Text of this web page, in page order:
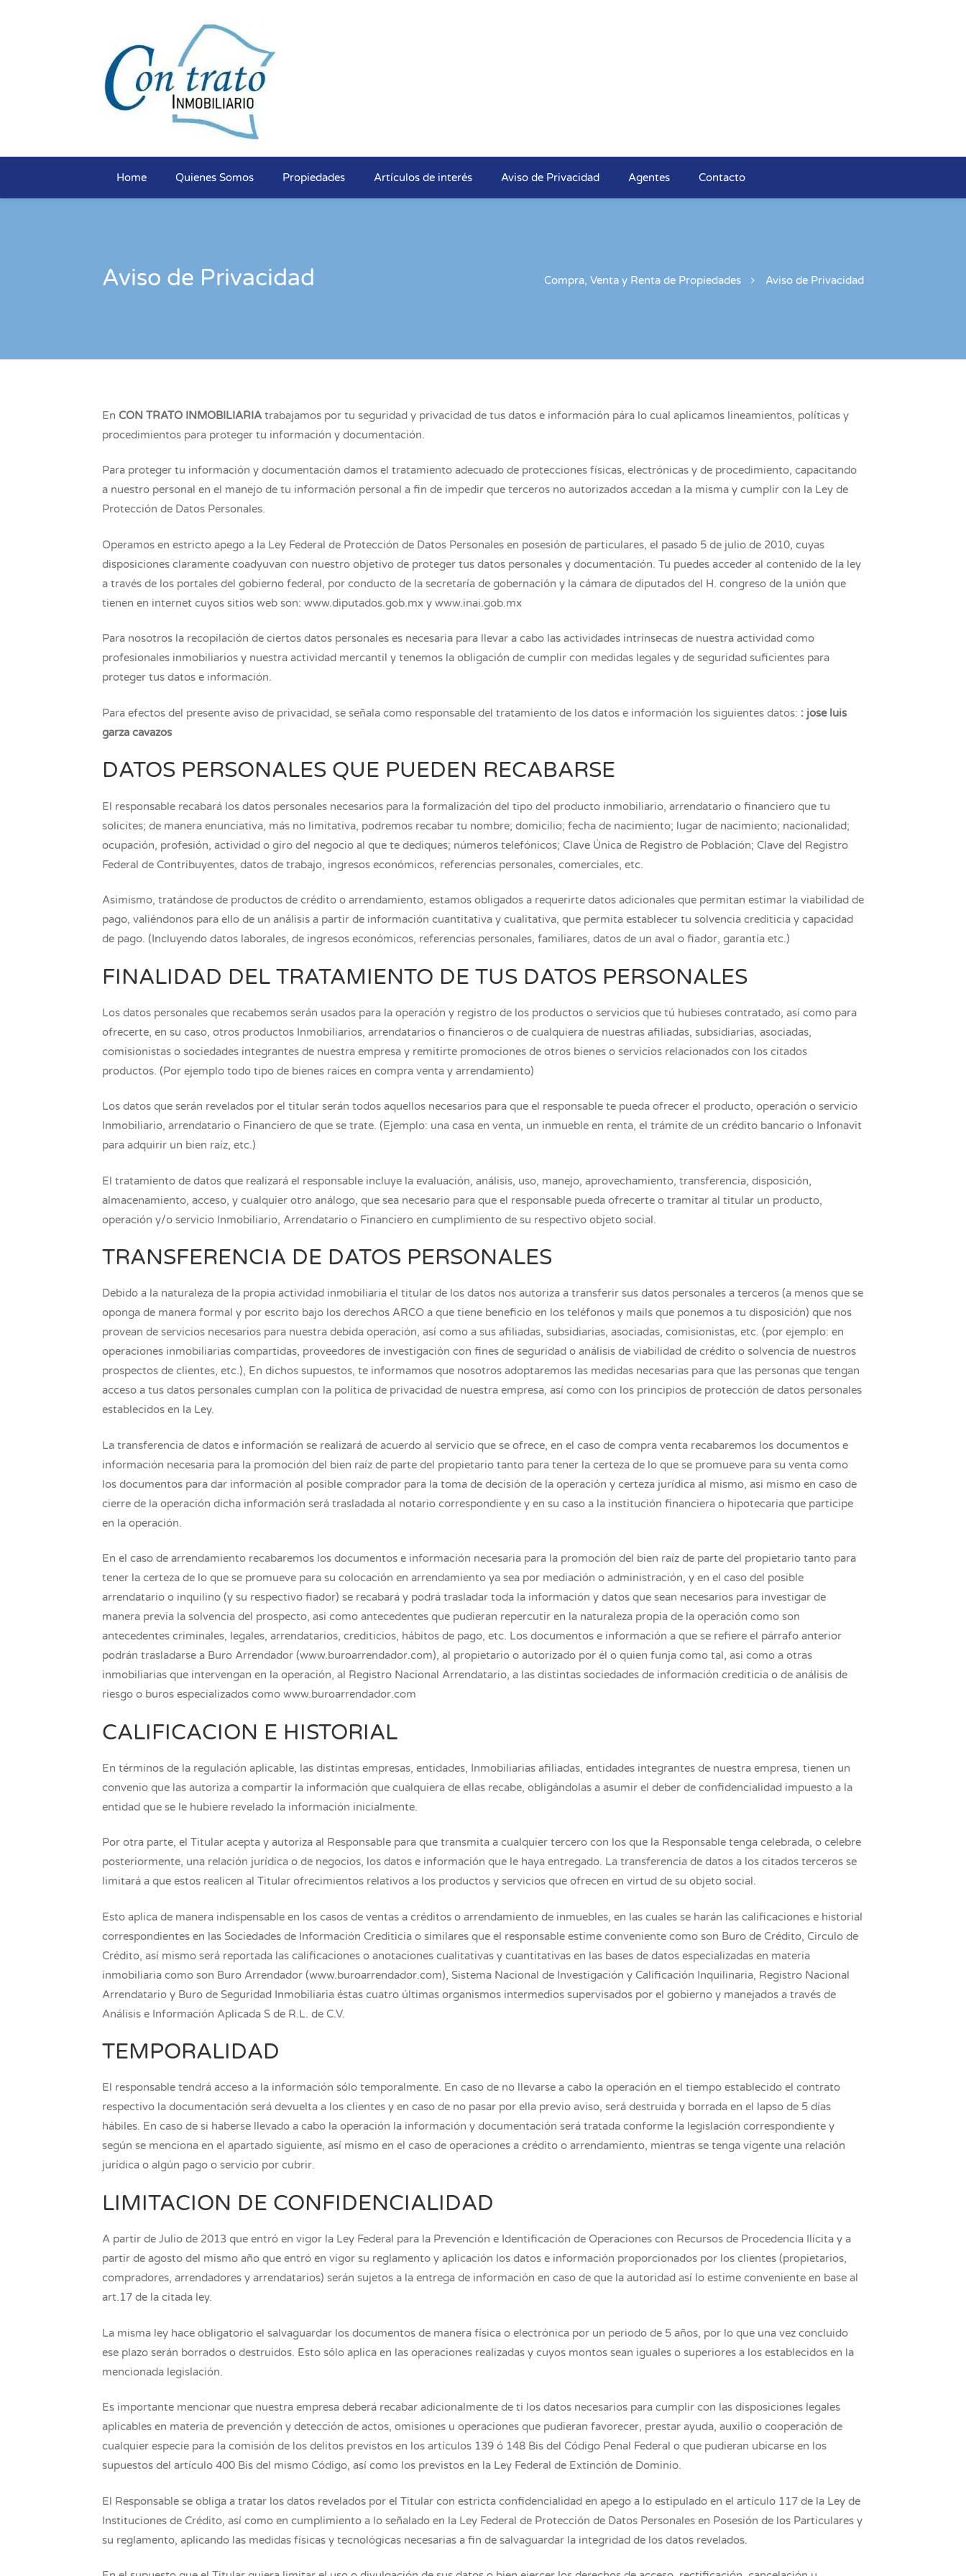
Home Quienes Somos Propiedades Artículos de interés Aviso de Privacidad Agentes Contacto
Aviso de Privacidad Compra, Venta y Renta de Propiedades Aviso de Privacidad
En CON TRATO INMOBILIARIA trabajamos por tu seguridad y privacidad de tus datos e información pára lo cual aplicamos lineamientos, políticas y
procedimientos para proteger tu información y documentación.
Para proteger tu información y documentación damos el tratamiento adecuado de protecciones físicas, electrónicas y de procedimiento, capacitando
a nuestro personal en el manejo de tu información personal a fin de impedir que terceros no autorizados accedan a la misma y cumplir con la Ley de
Protección de Datos Personales.
Operamos en estricto apego a la Ley Federal de Protección de Datos Personales en posesión de particulares, el pasado 5 de julio de 2010, cuyas
disposiciones claramente coadyuvan con nuestro objetivo de proteger tus datos personales y documentación. Tu puedes acceder al contenido de la ley
a través de los portales del gobierno federal, por conducto de la secretaría de gobernación y la cámara de diputados del H. congreso de la unión que
tienen en internet cuyos sitios web son: www.diputados.gob.mx y www.inai.gob.mx
Para nosotros la recopilación de ciertos datos personales es necesaria para llevar a cabo las actividades intrínsecas de nuestra actividad como
profesionales inmobiliarios y nuestra actividad mercantil y tenemos la obligación de cumplir con medidas legales y de seguridad suficientes para
proteger tus datos e información.
Para efectos del presente aviso de privacidad, se señala como responsable del tratamiento de los datos e información los siguientes datos: : jose luis
garza cavazos
DATOS PERSONALES QUE PUEDEN RECABARSE
El responsable recabará los datos personales necesarios para la formalización del tipo del producto inmobiliario, arrendatario o financiero que tu
solicites; de manera enunciativa, más no limitativa, podremos recabar tu nombre; domicilio; fecha de nacimiento; lugar de nacimiento; nacionalidad;
ocupación, profesión, actividad o giro del negocio al que te dediques; números telefónicos; Clave Única de Registro de Población; Clave del Registro
Federal de Contribuyentes, datos de trabajo, ingresos económicos, referencias personales, comerciales, etc.
Asimismo, tratándose de productos de crédito o arrendamiento, estamos obligados a requerirte datos adicionales que permitan estimar la viabilidad de
pago, valiéndonos para ello de un análisis a partir de información cuantitativa y cualitativa, que permita establecer tu solvencia crediticia y capacidad
de pago. (Incluyendo datos laborales, de ingresos económicos, referencias personales, familiares, datos de un aval o fiador, garantía etc.)
FINALIDAD DEL TRATAMIENTO DE TUS DATOS PERSONALES
Los datos personales que recabemos serán usados para la operación y registro de los productos o servicios que tú hubieses contratado, así como para
ofrecerte, en su caso, otros productos Inmobiliarios, arrendatarios o financieros o de cualquiera de nuestras afiliadas, subsidiarias, asociadas,
comisionistas o sociedades integrantes de nuestra empresa y remitirte promociones de otros bienes o servicios relacionados con los citados
productos. (Por ejemplo todo tipo de bienes raíces en compra venta y arrendamiento)
Los datos que serán revelados por el titular serán todos aquellos necesarios para que el responsable te pueda ofrecer el producto, operación o servicio
Inmobiliario, arrendatario o Financiero de que se trate. (Ejemplo: una casa en venta, un inmueble en renta, el trámite de un crédito bancario o Infonavit
para adquirir un bien raíz, etc.)
El tratamiento de datos que realizará el responsable incluye la evaluación, análisis, uso, manejo, aprovechamiento, transferencia, disposición,
almacenamiento, acceso, y cualquier otro análogo, que sea necesario para que el responsable pueda ofrecerte o tramitar al titular un producto,
operación y/o servicio Inmobiliario, Arrendatario o Financiero en cumplimiento de su respectivo objeto social.
TRANSFERENCIA DE DATOS PERSONALES
Debido a la naturaleza de la propia actividad inmobiliaria el titular de los datos nos autoriza a transferir sus datos personales a terceros (a menos que se
oponga de manera formal y por escrito bajo los derechos ARCO a que tiene beneficio en los teléfonos y mails que ponemos a tu disposición) que nos
provean de servicios necesarios para nuestra debida operación, así como a sus afiliadas, subsidiarias, asociadas, comisionistas, etc. (por ejemplo: en
operaciones inmobiliarias compartidas, proveedores de investigación con fines de seguridad o análisis de viabilidad de crédito o solvencia de nuestros
prospectos de clientes, etc.), En dichos supuestos, te informamos que nosotros adoptaremos las medidas necesarias para que las personas que tengan
acceso a tus datos personales cumplan con la política de privacidad de nuestra empresa, así como con los principios de protección de datos personales
establecidos en la Ley.
La transferencia de datos e información se realizará de acuerdo al servicio que se ofrece, en el caso de compra venta recabaremos los documentos e
información necesaria para la promoción del bien raíz de parte del propietario tanto para tener la certeza de lo que se promueve para su venta como
los documentos para dar información al posible comprador para la toma de decisión de la operación y certeza jurídica al mismo, asi mismo en caso de
cierre de la operación dicha información será trasladada al notario correspondiente y en su caso a la institución financiera o hipotecaria que participe
en la operación.
En el caso de arrendamiento recabaremos los documentos e información necesaria para la promoción del bien raíz de parte del propietario tanto para
tener la certeza de lo que se promueve para su colocación en arrendamiento ya sea por mediación o administración, y en el caso del posible
arrendatario o inquilino (y su respectivo fiador) se recabará y podrá trasladar toda la información y datos que sean necesarios para investigar de
manera previa la solvencia del prospecto, asi como antecedentes que pudieran repercutir en la naturaleza propia de la operación como son
antecedentes criminales, legales, arrendatarios, crediticios, hábitos de pago, etc. Los documentos e información a que se refiere el párrafo anterior
podrán trasladarse a Buro Arrendador (www.buroarrendador.com), al propietario o autorizado por él o quien funja como tal, asi como a otras
inmobiliarias que intervengan en la operación, al Registro Nacional Arrendatario, a las distintas sociedades de información crediticia o de análisis de
riesgo o buros especializados como www.buroarrendador.com
CALIFICACION E HISTORIAL
En términos de la regulación aplicable, las distintas empresas, entidades, Inmobiliarias afiliadas, entidades integrantes de nuestra empresa, tienen un
convenio que las autoriza a compartir la información que cualquiera de ellas recabe, obligándolas a asumir el deber de confidencialidad impuesto a la
entidad que se le hubiere revelado la información inicialmente.
Por otra parte, el Titular acepta y autoriza al Responsable para que transmita a cualquier tercero con los que la Responsable tenga celebrada, o celebre
posteriormente, una relación jurídica o de negocios, los datos e información que le haya entregado. La transferencia de datos a los citados terceros se
limitará a que estos realicen al Titular ofrecimientos relativos a los productos y servicios que ofrecen en virtud de su objeto social.
Esto aplica de manera indispensable en los casos de ventas a créditos o arrendamiento de inmuebles, en las cuales se harán las calificaciones e historial
correspondientes en las Sociedades de Información Crediticia o similares que el responsable estime conveniente como son Buro de Crédito, Circulo de
Crédito, así mismo será reportada las calificaciones o anotaciones cualitativas y cuantitativas en las bases de datos especializadas en materia
inmobiliaria como son Buro Arrendador (www.buroarrendador.com), Sistema Nacional de Investigación y Calificación Inquilinaria, Registro Nacional
Arrendatario y Buro de Seguridad Inmobiliaria éstas cuatro últimas organismos intermedios supervisados por el gobierno y manejados a través de
Análisis e Información Aplicada S de R.L. de C.V.
TEMPORALIDAD
El responsable tendrá acceso a la información sólo temporalmente. En caso de no llevarse a cabo la operación en el tiempo establecido el contrato
respectivo la documentación será devuelta a los clientes y en caso de no pasar por ella previo aviso, será destruida y borrada en el lapso de 5 días
hábiles. En caso de si haberse llevado a cabo la operación la información y documentación será tratada conforme la legislación correspondiente y
según se menciona en el apartado siguiente, así mismo en el caso de operaciones a crédito o arrendamiento, mientras se tenga vigente una relación
jurídica o algún pago o servicio por cubrir.
LIMITACION DE CONFIDENCIALIDAD
A partir de Julio de 2013 que entró en vigor la Ley Federal para la Prevención e Identificación de Operaciones con Recursos de Procedencia Ilícita y a
partir de agosto del mismo año que entró en vigor su reglamento y aplicación los datos e información proporcionados por los clientes (propietarios,
compradores, arrendadores y arrendatarios) serán sujetos a la entrega de información en caso de que la autoridad así lo estime conveniente en base al
art.17 de la citada ley.
La misma ley hace obligatorio el salvaguardar los documentos de manera física o electrónica por un periodo de 5 años, por lo que una vez concluido
ese plazo serán borrados o destruidos. Esto sólo aplica en las operaciones realizadas y cuyos montos sean iguales o superiores a los establecidos en la
mencionada legislación.
Es importante mencionar que nuestra empresa deberá recabar adicionalmente de ti los datos necesarios para cumplir con las disposiciones legales
aplicables en materia de prevención y detección de actos, omisiones u operaciones que pudieran favorecer, prestar ayuda, auxilio o cooperación de
cualquier especie para la comisión de los delitos previstos en los artículos 139 ó 148 Bis del Código Penal Federal o que pudieran ubicarse en los
supuestos del artículo 400 Bis del mismo Código, así como los previstos en la Ley Federal de Extinción de Dominio.
El Responsable se obliga a tratar los datos revelados por el Titular con estricta confidencialidad en apego a lo estipulado en el artículo 117 de la Ley de
Instituciones de Crédito, así como en cumplimiento a lo señalado en la Ley Federal de Protección de Datos Personales en Posesión de los Particulares y
su reglamento, aplicando las medidas físicas y tecnológicas necesarias a fin de salvaguardar la integridad de los datos revelados.